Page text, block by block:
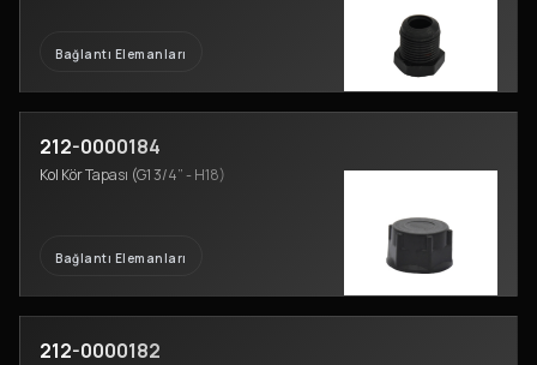
Bağlantı Elemanları
212-0000184
Kol Kör Tapası (G1 3/4” - H18)
Bağlantı Elemanları
212-0000182